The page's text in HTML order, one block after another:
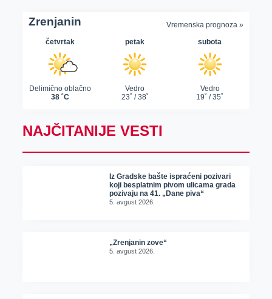
NAJČITANIJE VESTI
Iz Gradske bašte ispraćeni pozivari
koji besplatnim pivom ulicama grada
pozivaju na 41. „Dane piva“
5. avgust 2026.
„Zrenjanin zove“
5. avgust 2026.